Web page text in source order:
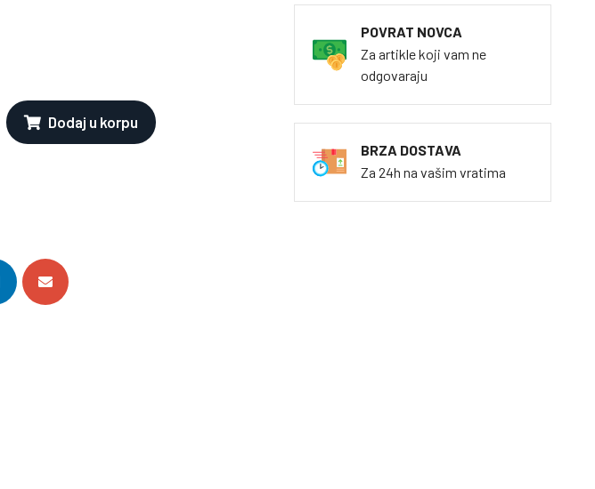
Dodaj u korpu
POVRAT NOVCA
Za artikle koji vam ne
odgovaraju
BRZA DOSTAVA
Za 24h na vašim vratima